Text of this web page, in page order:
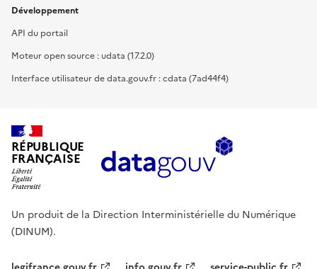
Développement
API du portail
Moteur open source : udata (17.2.0)
Interface utilisateur de data.gouv.fr : cdata (7ad44f4)
RÉPUBLIQUE
FRANÇAISE
Un produit de la Direction Interministérielle du Numérique
(DINUM).